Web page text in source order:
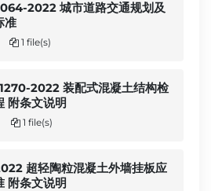
2022 城市道路交通规划及
准
1 file(s)
2022 装配式混凝土结构检
附条文说明
1 file(s)
超轻陶粒混凝土外墙挂板应
附条文说明